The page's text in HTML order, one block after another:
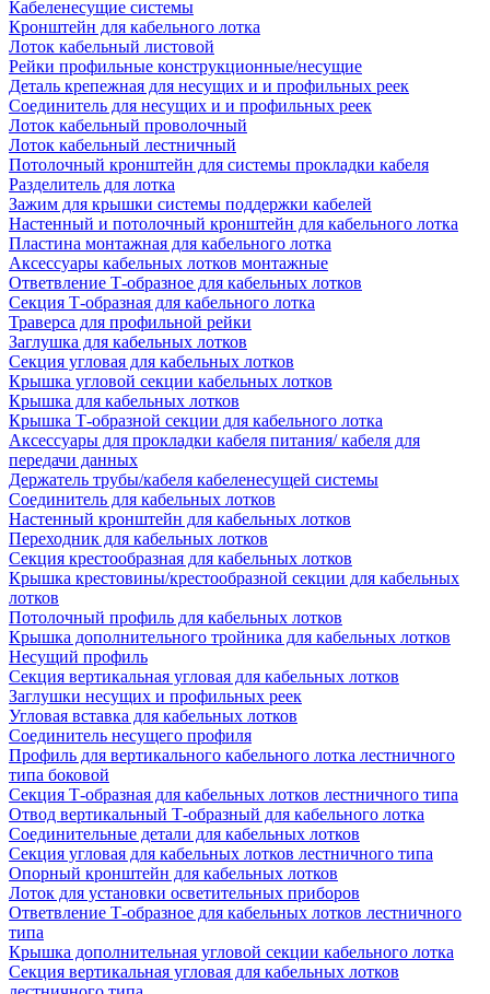
Кабеленесущие системы
Кронштейн для кабельного лотка
Лоток кабельный листовой
Рейки профильные конструкционные/несущие
Деталь крепежная для несущих и и профильных реек
Соединитель для несущих и и профильных реек
Лоток кабельный проволочный
Лоток кабельный лестничный
Потолочный кронштейн для системы прокладки кабеля
Разделитель для лотка
Зажим для крышки системы поддержки кабелей
Настенный и потолочный кронштейн для кабельного лотка
Пластина монтажная для кабельного лотка
Аксессуары кабельных лотков монтажные
Ответвление Т-образное для кабельных лотков
Секция Т-образная для кабельного лотка
Траверса для профильной рейки
Заглушка для кабельных лотков
Секция угловая для кабельных лотков
Крышка угловой секции кабельных лотков
Крышка для кабельных лотков
Крышка Т-образной секции для кабельного лотка
Аксессуары для прокладки кабеля питания/ кабеля для
передачи данных
Держатель трубы/кабеля кабеленесущей системы
Соединитель для кабельных лотков
Настенный кронштейн для кабельных лотков
Переходник для кабельных лотков
Секция крестообразная для кабельных лотков
Крышка крестовины/крестообразной секции для кабельных
лотков
Потолочный профиль для кабельных лотков
Крышка дополнительного тройника для кабельных лотков
Несущий профиль
Секция вертикальная угловая для кабельных лотков
Заглушки несущих и профильных реек
Угловая вставка для кабельных лотков
Соединитель несущего профиля
Профиль для вертикального кабельного лотка лестничного
типа боковой
Секция Т-образная для кабельных лотков лестничного типа
Отвод вертикальный Т-образный для кабельного лотка
Соединительные детали для кабельных лотков
Секция угловая для кабельных лотков лестничного типа
Опорный кронштейн для кабельных лотков
Лоток для установки осветительных приборов
Ответвление Т-образное для кабельных лотков лестничного
типа
Крышка дополнительная угловой секции кабельного лотка
Секция вертикальная угловая для кабельных лотков